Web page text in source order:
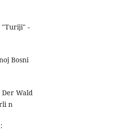
"Turiji" -
Bosni
Der Wald
n